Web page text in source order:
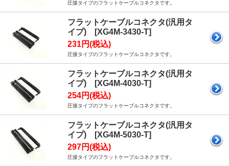
圧接タイプのフラットケーブルコネクタです。
フラットケーブルコネクタ(汎用タ
イプ) [XG4M-3430-T]
231円(税込)
圧接タイプのフラットケーブルコネクタです。
フラットケーブルコネクタ(汎用タ
イプ) [XG4M-4030-T]
254円(税込)
圧接タイプのフラットケーブルコネクタです。
フラットケーブルコネクタ(汎用タ
イプ) [XG4M-5030-T]
297円(税込)
圧接タイプのフラットケーブルコネクタです。